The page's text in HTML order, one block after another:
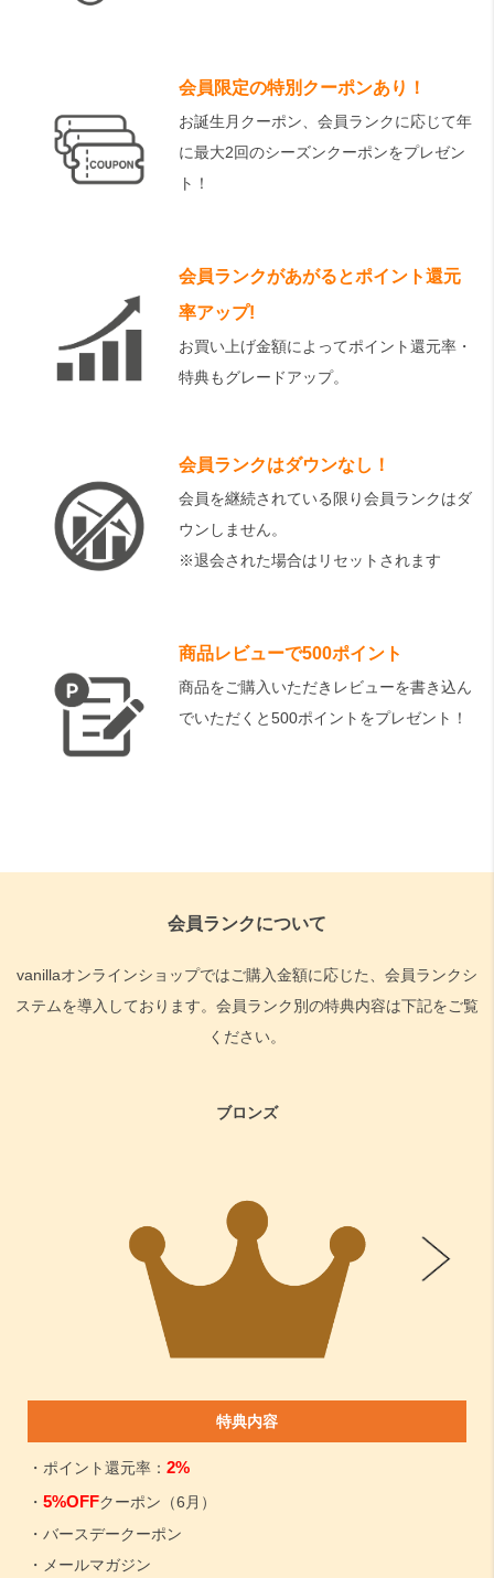
会員限定の特別クーポンあり！
お誕生月クーポン、会員ランクに応じて年
に最大2回のシーズンクーポンをプレゼン
ト！
会員ランクがあがるとポイント還元
率アップ!
お買い上げ金額によってポイント還元率・
特典もグレードアップ。
会員ランクはダウンなし！
会員を継続されている限り会員ランクはダ
ウンしません。
※退会された場合はリセットされます
商品レビューで500ポイント
商品をご購入いただきレビューを書き込ん
でいただくと500ポイントをプレゼント！
会員ランクについて
vanillaオンラインショップではご購入金額に応じた、会員ランクシ
ステムを導入しております。会員ランク別の特典内容は下記をご覧
ください。
ブロンズ
特典内容
・ポイント還元率： 2%
・ 5%OFFクーポン（6月）
・バースデークーポン
・メールマガジン